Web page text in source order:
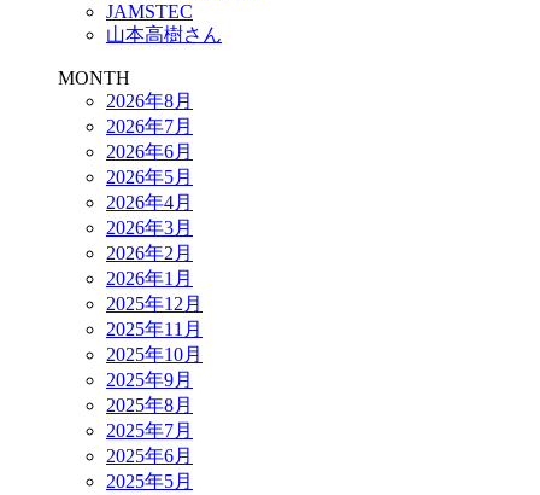
JAMSTEC
山本高樹さん
MONTH
2026年8月
2026年7月
2026年6月
2026年5月
2026年4月
2026年3月
2026年2月
2026年1月
2025年12月
2025年11月
2025年10月
2025年9月
2025年8月
2025年7月
2025年6月
2025年5月